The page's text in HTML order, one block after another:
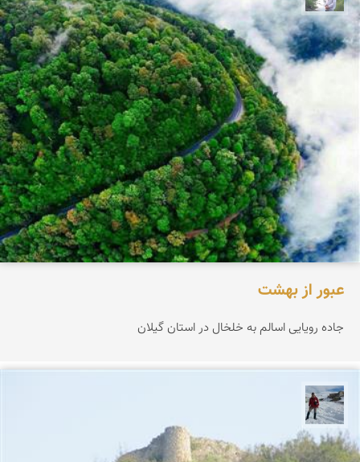
عبور از بهشت
جاده رویایی اسالم به خلخال در استان گیلان